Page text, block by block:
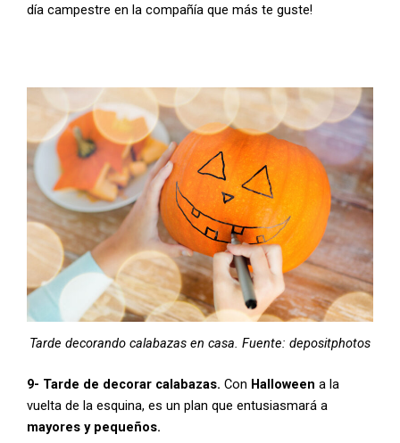
día campestre en la compañía que más te guste!
Tarde decorando calabazas en casa. Fuente: depositphotos
9- Tarde de decorar calabazas. Con Halloween a la
vuelta de la esquina, es un plan que entusiasmará a
mayores y pequeños.